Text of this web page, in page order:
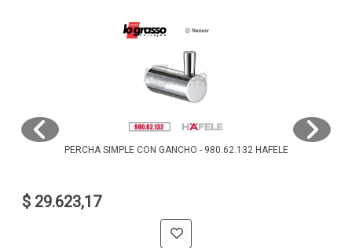
PERCHA SIMPLE CON GANCHO - 980.62.132 HAFELE
$ 29.623,17